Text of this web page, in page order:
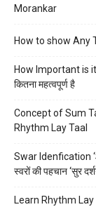
Morankar
How to show Any
How Important is
कितना महत्वपूर्ण है
Concept of Sum
Rhythm Lay Taal
Swar Idenfication
स्वरों की पहचान ‘सुर
Learn Rhythm Lay